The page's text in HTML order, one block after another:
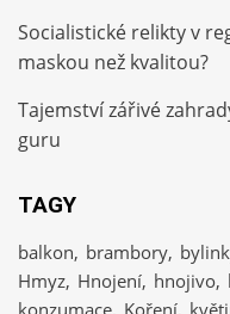
Socialistické relikty v
maskou než kvalitou?
Tajemství zářivé
guru
TAGY
balkon brambory
Hmyz Hnojení hnojivo